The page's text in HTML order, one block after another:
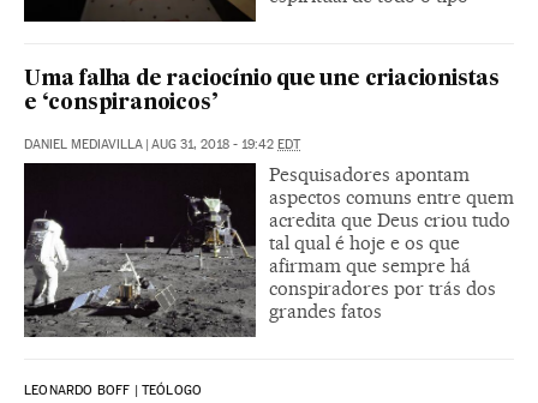
Uma falha de raciocínio que une criacionistas
e ‘conspiranoicos’
DANIEL MEDIAVILLA | AUG 31, 2018 - 19:42 EDT
Pesquisadores apontam
aspectos comuns entre quem
acredita que Deus criou tudo
tal qual é hoje e os que
afirmam que sempre há
conspiradores por trás dos
grandes fatos
LEONARDO BOFF | TEÓLOGO